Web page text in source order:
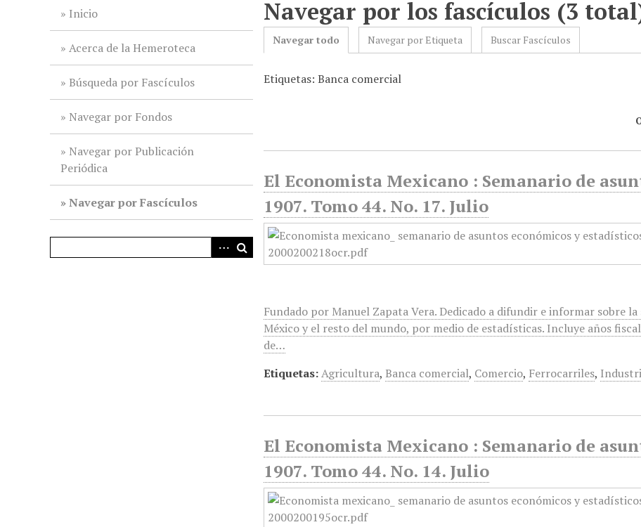
Inicio
Acerca de la Hemeroteca
Búsqueda por Fascículos
Navegar por Fondos
Navegar por Publicación
Periódica
Navegar por Fascículos
Navegar por los fascículos (3
Navegar todo Navegar por Etiqueta Buscar Fascículos
Etiquetas: Banca comercial
El Economista Mexicano : Semanario de
1907. Tomo 44. No. 17. Julio
Fundado por Manuel Zapata Vera. Dedicado a difundir e informar sobre
México y el resto del mundo, por medio de estadísticas. Incluye años
de…
Etiquetas:Agricultura, Banca comercial, Comercio, Ferrocarriles,
El Economista Mexicano : Semanario de
1907. Tomo 44. No. 14. Julio